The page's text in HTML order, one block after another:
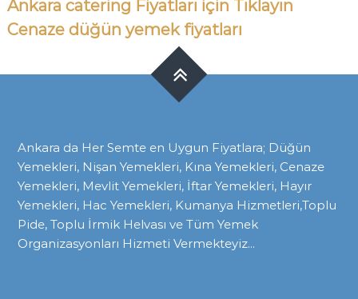
Ankara catering Fiyatları için Tıklayın
Cenaze düğün yemek fiyatları
Ankara da Her Semte en Uygun Fiyatlara; Düğün
Yemekleri, Nişan Yemekleri, Kına Yemekleri, Cenaze
Yemekleri, Mevlit Yemekleri, İftar Yemekleri, Hayır
Yemekleri, Hac Yemekleri, Kumanya Hizmetleri,Toplu
Pide, Toplu İrmik Helvası ve Tüm Yemek
Organizasyonları Hizmeti Vermekteyiz...